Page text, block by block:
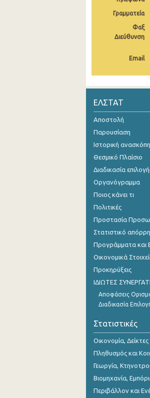
2005
2004
2001
2000
Γραμματεία
Φαξ
Διεύθυνση
Email
ΕΛΣΤΑΤ
Αποστολή
Παρουσίαση
Ιστορική
Θεσμικό Πλαίσιο
Διαδικασία
Οργανόγραμμα
Ποιος κάνει τι
Πολιτικές
Προστασία
Στατιστικό
Προγράμματα και
Οικονομικά
Προκηρύξεις
ΙΔΙΩΤΕΣ
Αποφάσεις
Διαδικασία
Στατιστικές
Οικονομία, Δείκτες
Πληθυσμός και
Γεωργία,
Βιομηχανία,
Περιβάλλον και